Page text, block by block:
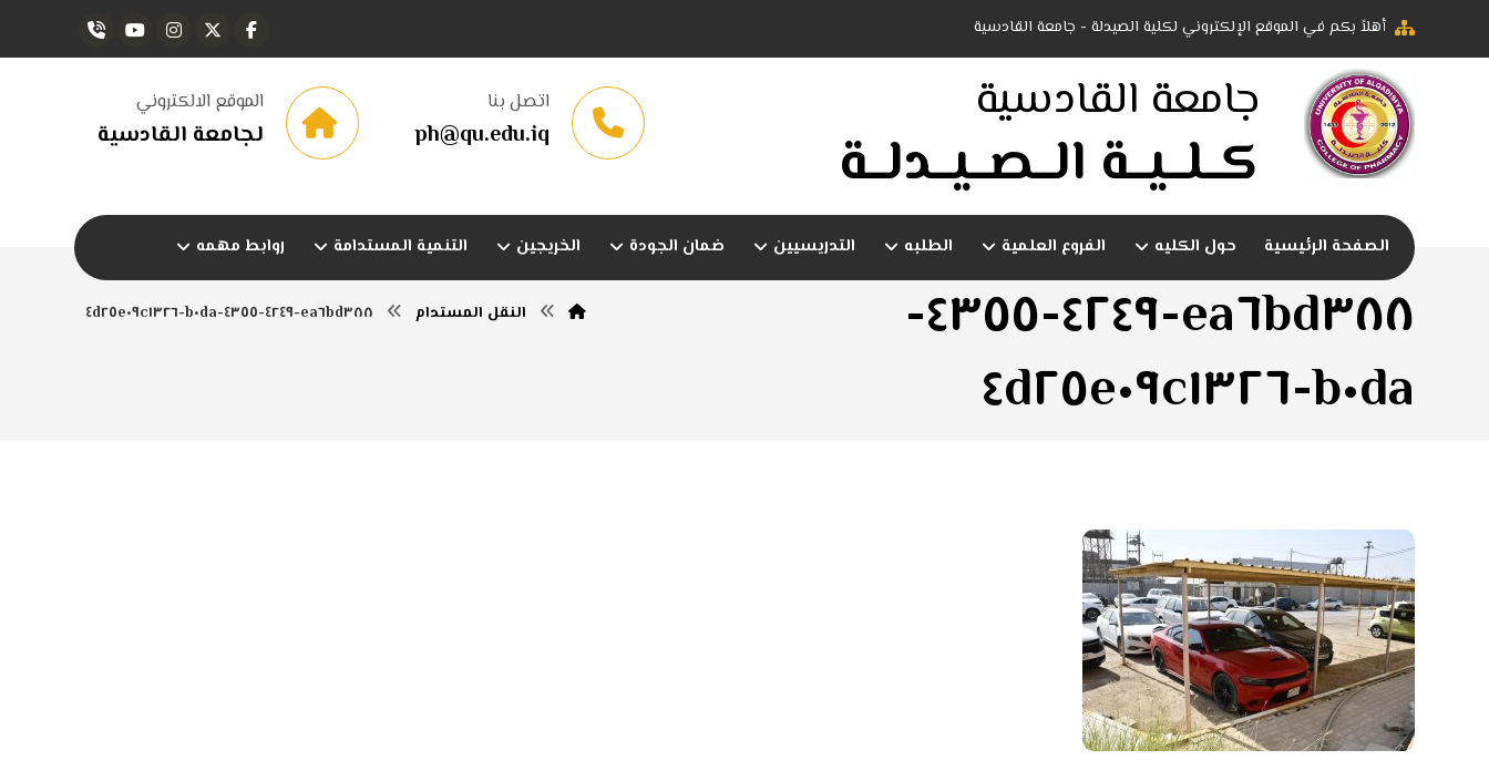
أهلاً بكم في الموقع الإلكتروني لكلية الصيدلة - جامعة القادسية
جامعة القادسية
كــلــيــة الــصــيــدلــة
الموقع الالكتروني
لجامعة القادسية
اتصل بنا
ph@qu.edu.iq
الصفحة الرئيسية حول الكليه الفروع العلمية الطلبه التدريسيين ضمان الجودة الخريجين التنمية المستدامة روابط مهمه
ea٦bd٣٨٨-٤٢٤٩-٤٣٥٥-
b٠da-٤d٢٥e٠٩c١٣٢٦
النقل المستدام ea٦bd٣٨٨-٤٢٤٩-٤٣٥٥-b٠da-٤d٢٥e٠٩c١٣٢٦